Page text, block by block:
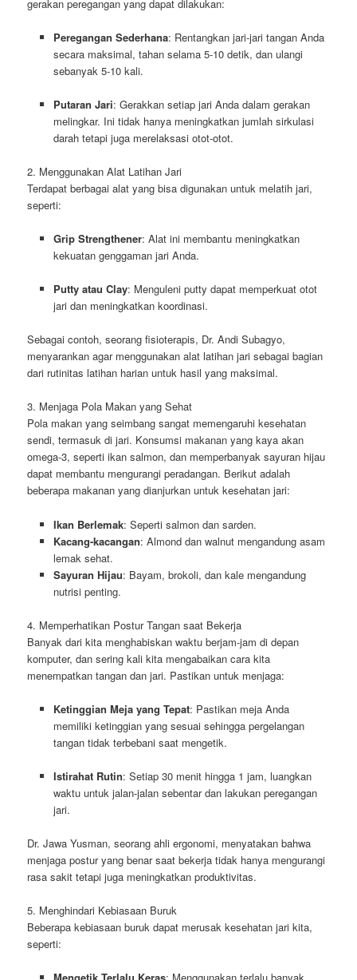
gerakan peregangan yang dapat dilakukan:
Peregangan Sederhana: Rentangkan jari-jari tangan Anda
secara maksimal, tahan selama 5-10 detik, dan ulangi
sebanyak 5-10 kali.
Putaran Jari: Gerakkan setiap jari Anda dalam gerakan
melingkar. Ini tidak hanya meningkatkan jumlah sirkulasi
darah tetapi juga merelaksasi otot-otot.
2. Menggunakan Alat Latihan Jari
Terdapat berbagai alat yang bisa digunakan untuk melatih jari,
seperti:
Grip Strengthener: Alat ini membantu meningkatkan
kekuatan genggaman jari Anda.
Putty atau Clay: Menguleni putty dapat memperkuat otot
jari dan meningkatkan koordinasi.
Sebagai contoh, seorang fisioterapis, Dr. Andi Subagyo,
menyarankan agar menggunakan alat latihan jari sebagai bagian
dari rutinitas latihan harian untuk hasil yang maksimal.
3. Menjaga Pola Makan yang Sehat
Pola makan yang seimbang sangat memengaruhi kesehatan
sendi, termasuk di jari. Konsumsi makanan yang kaya akan
omega-3, seperti ikan salmon, dan memperbanyak sayuran hijau
dapat membantu mengurangi peradangan. Berikut adalah
beberapa makanan yang dianjurkan untuk kesehatan jari:
Ikan Berlemak: Seperti salmon dan sarden.
Kacang-kacangan: Almond dan walnut mengandung asam
lemak sehat.
Sayuran Hijau: Bayam, brokoli, dan kale mengandung
nutrisi penting.
4. Memperhatikan Postur Tangan saat Bekerja
Banyak dari kita menghabiskan waktu berjam-jam di depan
komputer, dan sering kali kita mengabaikan cara kita
menempatkan tangan dan jari. Pastikan untuk menjaga:
Ketinggian Meja yang Tepat: Pastikan meja Anda
memiliki ketinggian yang sesuai sehingga pergelangan
tangan tidak terbebani saat mengetik.
Istirahat Rutin: Setiap 30 menit hingga 1 jam, luangkan
waktu untuk jalan-jalan sebentar dan lakukan peregangan
jari.
Dr. Jawa Yusman, seorang ahli ergonomi, menyatakan bahwa
menjaga postur yang benar saat bekerja tidak hanya mengurangi
rasa sakit tetapi juga meningkatkan produktivitas.
5. Menghindari Kebiasaan Buruk
Beberapa kebiasaan buruk dapat merusak kesehatan jari kita,
seperti: